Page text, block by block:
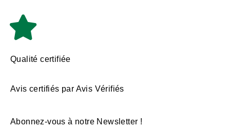
Qualité certifiée
Avis certifiés par Avis Vérifiés
Abonnez-vous à notre Newsletter !